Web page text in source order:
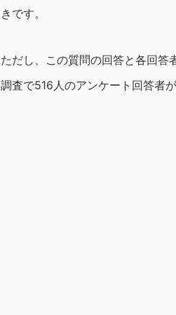
きです。
ただし、この質問の回答と各回答
調査で516人のアンケート回答者